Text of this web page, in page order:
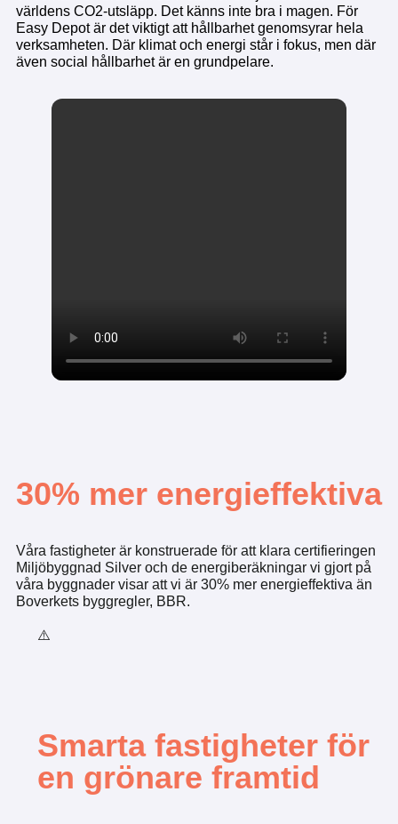
världens CO2-utsläpp. Det känns inte bra i magen. För
Easy Depot är det viktigt att hållbarhet genomsyrar hela
verksamheten. Där klimat och energi står i fokus, men där
även social hållbarhet är en grundpelare.
30% mer energieffektiva
Våra fastigheter är konstruerade för att klara certifieringen
Miljöbyggnad Silver och de energiberäkningar vi gjort på
våra byggnader visar att vi är 30% mer energieffektiva än
Boverkets byggregler, BBR.
Smarta fastigheter för
en grönare framtid